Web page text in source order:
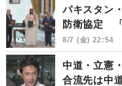
パキスタン
防衛協定
8/7 (金) 22:54
中道・立憲
合流先は中